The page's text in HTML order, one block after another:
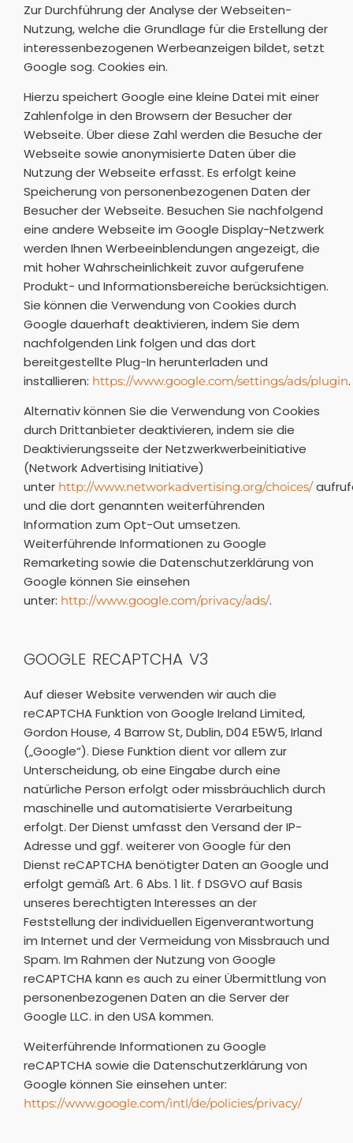
Zur Durchführung der Analyse der Webseiten-
Nutzung, welche die Grundlage für die Erstellung der
interessenbezogenen Werbeanzeigen bildet, setzt
Google sog. Cookies ein.
Hierzu speichert Google eine kleine Datei mit einer
Zahlenfolge in den Browsern der Besucher der
Webseite. Über diese Zahl werden die Besuche der
Webseite sowie anonymisierte Daten über die
Nutzung der Webseite erfasst. Es erfolgt keine
Speicherung von personenbezogenen Daten der
Besucher der Webseite. Besuchen Sie nachfolgend
eine andere Webseite im Google Display-Netzwerk
werden Ihnen Werbeeinblendungen angezeigt, die
mit hoher Wahrscheinlichkeit zuvor aufgerufene
Produkt- und Informationsbereiche berücksichtigen.
Sie können die Verwendung von Cookies durch
Google dauerhaft deaktivieren, indem Sie dem
nachfolgenden Link folgen und das dort
bereitgestellte Plug-In herunterladen und
installieren: https://www.google.com/settings/ads/plugin.
Alternativ können Sie die Verwendung von Cookies
durch Drittanbieter deaktivieren, indem sie die
Deaktivierungsseite der Netzwerkwerbeinitiative
(Network Advertising Initiative)
unter http://www.networkadvertising.org/choices/
und die dort genannten weiterführenden
Information zum Opt-Out umsetzen.
Weiterführende Informationen zu Google
Remarketing sowie die Datenschutzerklärung von
Google können Sie einsehen
unter: http://www.google.com/privacy/ads/.
GOOGLE RECAPTCHA V3
Auf dieser Website verwenden wir auch die
reCAPTCHA Funktion von Google Ireland Limited,
Gordon House, 4 Barrow St, Dublin, D04 E5W5, Irland
(„Google“). Diese Funktion dient vor allem zur
Unterscheidung, ob eine Eingabe durch eine
natürliche Person erfolgt oder missbräuchlich durch
maschinelle und automatisierte Verarbeitung
erfolgt. Der Dienst umfasst den Versand der IP-
Adresse und ggf. weiterer von Google für den
Dienst reCAPTCHA benötigter Daten an Google und
erfolgt gemäß Art. 6 Abs. 1 lit. f DSGVO auf Basis
unseres berechtigten Interesses an der
Feststellung der individuellen Eigenverantwortung
im Internet und der Vermeidung von Missbrauch und
Spam. Im Rahmen der Nutzung von Google
reCAPTCHA kann es auch zu einer Übermittlung von
personenbezogenen Daten an die Server der
Google LLC. in den USA kommen.
Weiterführende Informationen zu Google
reCAPTCHA sowie die Datenschutzerklärung von
Google können Sie einsehen unter:
https://www.google.com/intl/de/policies/privacy/